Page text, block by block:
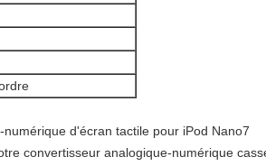
d'écran tactile pour iPod Nano7
convertisseur analogique-numérique